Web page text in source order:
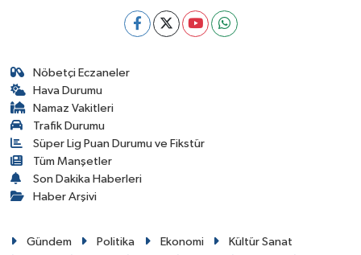
Nöbetçi Eczaneler
Hava Durumu
Namaz Vakitleri
Trafik Durumu
Süper Lig Puan Durumu ve Fikstür
Tüm Manşetler
Son Dakika Haberleri
Haber Arşivi
Gündem Politika Ekonomi
Kültür Sanat